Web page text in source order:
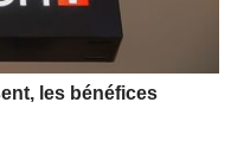
les bénéfices